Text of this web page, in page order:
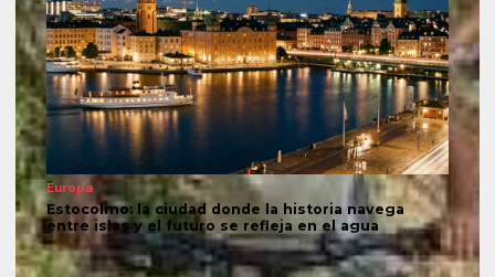
Europa
Estocolmo: la ciudad donde la historia navega
entre islas y el futuro se refleja en el agua